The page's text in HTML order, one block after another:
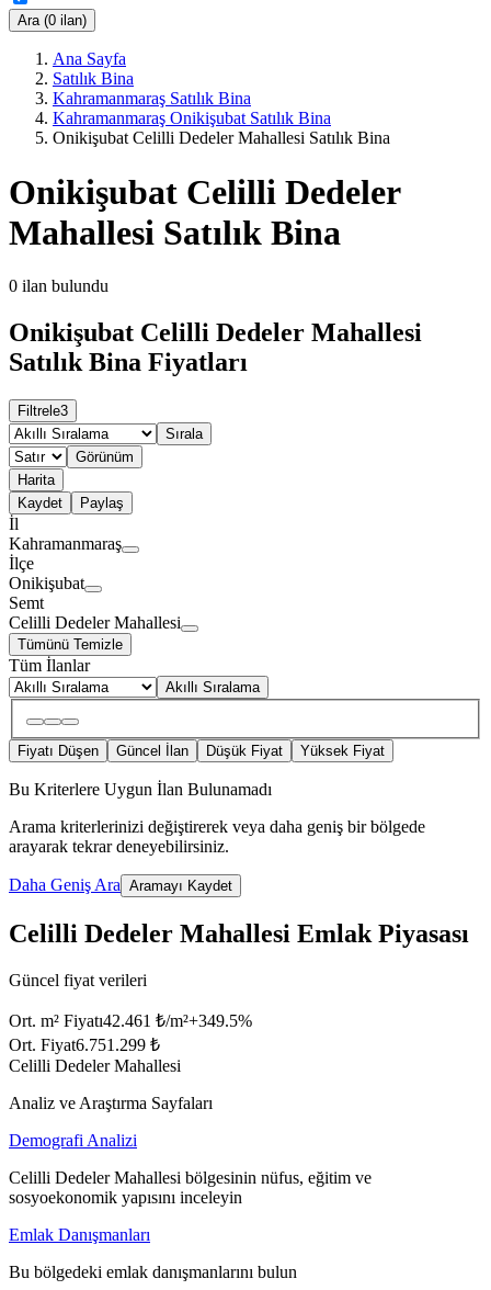
Ara (0 ilan)
Ana Sayfa
Satılık Bina
Kahramanmaraş Satılık Bina
Kahramanmaraş Onikişubat Satılık Bina
Onikişubat Celilli Dedeler Mahallesi Satılık Bina
Onikişubat Celilli Dedeler
Mahallesi Satılık Bina
0 ilan bulundu
Onikişubat Celilli Dedeler Mahallesi
Satılık Bina Fiyatları
Filtrele3
Sırala
Görünüm
Harita
Kaydet
Paylaş
İl
Kahramanmaraş
İlçe
Onikişubat
Semt
Celilli Dedeler Mahallesi
Tümünü Temizle
Tüm İlanlar
Akıllı Sıralama
Fiyatı Düşen Güncel İlan Düşük Fiyat Yüksek Fiyat
Bu Kriterlere Uygun İlan Bulunamadı
Arama kriterlerinizi değiştirerek veya daha geniş bir bölgede
arayarak tekrar deneyebilirsiniz.
Daha Geniş Ara Aramayı Kaydet
Celilli Dedeler Mahallesi Emlak Piyasası
Güncel fiyat verileri
Ort. m² Fiyatı42.461 ₺/m²+349.5%
Ort. Fiyat6.751.299 ₺
Celilli Dedeler Mahallesi
Analiz ve Araştırma Sayfaları
Demografi Analizi
Celilli Dedeler Mahallesi bölgesinin nüfus, eğitim ve
sosyoekonomik yapısını inceleyin
Emlak Danışmanları
Bu bölgedeki emlak danışmanlarını bulun